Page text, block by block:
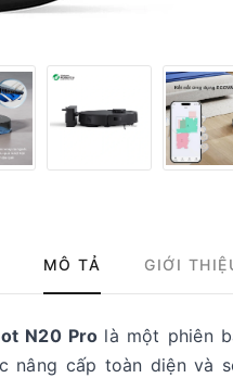
MÔ TẢ GIỚI
N20 Pro là một phiên
nâng cấp toàn diện và